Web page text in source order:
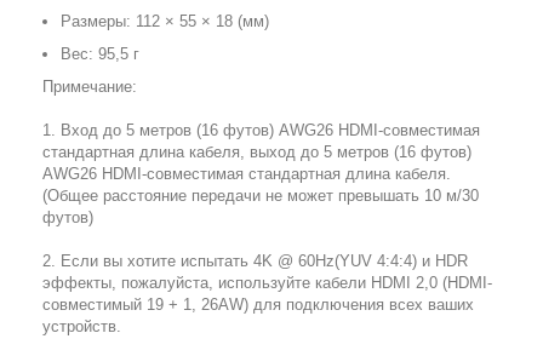
Размеры: 112 × 55 × 18 (мм)
Вес: 95,5 г
Примечание:
1. Вход до 5 метров (16 футов) AWG26 HDMI-совместимая
стандартная длина кабеля, выход до 5 метров (16 футов)
AWG26 HDMI-совместимая стандартная длина кабеля.
(Общее расстояние передачи не может превышать 10 м/30
футов)
2. Если вы хотите испытать 4K @ 60Hz(YUV 4:4:4) и HDR
эффекты, пожалуйста, используйте кабели HDMI 2,0 (HDMI-
совместимый 19 + 1, 26AW) для подключения всех ваших
устройств.